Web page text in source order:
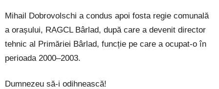
Mihail Dobrovolschi a condus apoi fosta regie comunală
a orașului, RAGCL Bârlad, după care a devenit director
tehnic al Primăriei Bârlad, funcție pe care a ocupat-o în
perioada 2000–2003.
Dumnezeu să-i odihnească!